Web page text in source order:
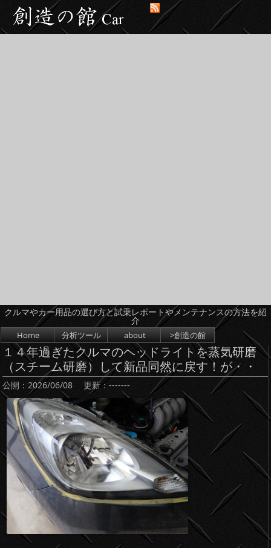
クルマやカー用品の選び方と試乗レポートやメンテナンスの方法を紹
介
コンテンツへスキップ
Home 分析ツール about >創造の館
１４年過ぎたクルマのヘッドライトを蒸気研磨
（スチーム研磨）して新品同然に戻す！が・・
公開： 2026/06/08 更新：-------